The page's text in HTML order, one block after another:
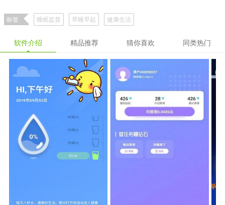
标签 睡眠监督 早睡早起 健康生活
软件介绍 精品推荐 猜你喜欢 同类热门